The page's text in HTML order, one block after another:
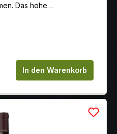
Das hohe
außergewöhnliche
und unterstützt
Gib den
In den Warenkorb